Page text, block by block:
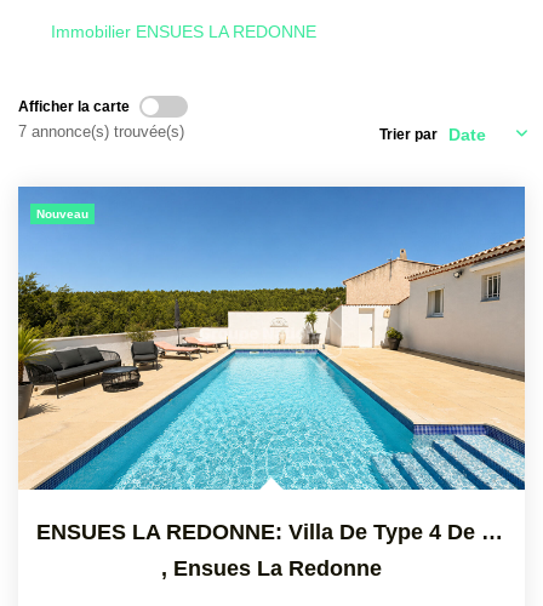
CONTACT
Immobilier ENSUES LA REDONNE
Afficher la carte
7 annonce(s) trouvée(s) Trier par
Nouveau
ENSUES LA REDONNE: Villa De Type 4 De Plain Pied De 90 M2...
, Ensues La Redonne